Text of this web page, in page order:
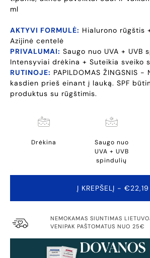
ml
AKTYVI FORMULĖ: Hialurono rūgštis
Azijinė centelė
PRIVALUMAI: Saugo nuo UVA + UVB
Intensyviai drėkina + Suteikia sveiko
RUTINOJE: PAPILDOMAS ŽINGSNIS -
kasdien prieš einant į lauką. SPF
produktus su rūgštimis.
Drėkina
Saugo nuo
UVA + UVB
spindulių
Į KREPŠELĮ - €22,19
NEMOKAMAS SIUNTIMAS
VENIPAK PAŠTOMATUS NUO 25€